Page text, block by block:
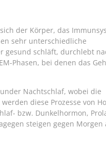
der Körper, das
sehr unterschiedliche
gesund schläft, durchlebt
Phasen, bei denen das
Nachtschlaf, wobei die
diese Prozesse von
bzw. Dunkelhormon,
steigen gegen Morgen